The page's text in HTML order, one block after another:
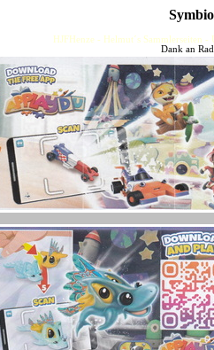
HJFHenze - Helmut´s Sammlerseiten
Dank an